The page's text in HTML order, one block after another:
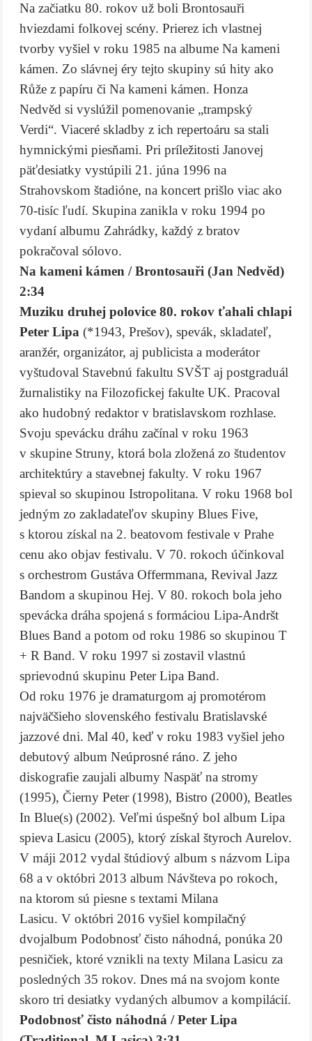
Na začiatku 80. rokov už boli Brontosauři
hviezdami folkovej scény. Prierez ich vlastnej
tvorby vyšiel v roku 1985 na albume Na kameni
kámen. Zo slávnej éry tejto skupiny sú hity ako
Růže z papíru či Na kameni kámen. Honza
Nedvěd si vyslúžil pomenovanie „trampský
Verdi“. Viaceré skladby z ich repertoáru sa stali
hymnickými piesňami. Pri príležitosti Janovej
päťdesiatky vystúpili 21. júna 1996 na
Strahovskom štadióne, na koncert prišlo viac ako
70-tisíc ľudí. Skupina zanikla v roku 1994 po
vydaní albumu Zahrádky, každý z bratov
pokračoval sólovo.
Na kameni kámen / Brontosauři (Jan Nedvěd)
2:34
Muziku druhej polovice 80. rokov ťahali chlapi
Peter Lipa (*1943, Prešov), spevák, skladateľ,
aranžér, organizátor, aj publicista a moderátor
vyštudoval Stavebnú fakultu SVŠT aj postgraduál
žurnalistiky na Filozofickej fakulte UK. Pracoval
ako hudobný redaktor v bratislavskom rozhlase.
Svoju spevácku dráhu začínal v roku 1963
v skupine Struny, ktorá bola zložená zo študentov
architektúry a stavebnej fakulty. V roku 1967
spieval so skupinou Istropolitana. V roku 1968 bol
jedným zo zakladateľov skupiny Blues Five,
s ktorou získal na 2. beatovom festivale v Prahe
cenu ako objav festivalu. V 70. rokoch účinkoval
s orchestrom Gustáva Offermmana, Revival Jazz
Bandom a skupinou Hej. V 80. rokoch bola jeho
spevácka dráha spojená s formáciou Lipa-Andršt
Blues Band a potom od roku 1986 so skupinou T
+ R Band. V roku 1997 si zostavil vlastnú
sprievodnú skupinu Peter Lipa Band.
Od roku 1976 je dramaturgom aj promotérom
najväčšieho slovenského festivalu Bratislavské
jazzové dni. Mal 40, keď v roku 1983 vyšiel jeho
debutový album Neúprosné ráno. Z jeho
diskografie zaujali albumy Naspäť na stromy
(1995), Čierny Peter (1998), Bistro (2000), Beatles
In Blue(s) (2002). Veľmi úspešný bol album Lipa
spieva Lasicu (2005), ktorý získal štyroch Aurelov.
V máji 2012 vydal štúdiový album s názvom Lipa
68 a v októbri 2013 album Návšteva po rokoch,
na ktorom sú piesne s textami Milana
Lasicu. V októbri 2016 vyšiel kompilačný
dvojalbum Podobnosť čisto náhodná, ponúka 20
pesničiek, ktoré vznikli na texty Milana Lasicu za
posledných 35 rokov. Dnes má na svojom konte
skoro tri desiatky vydaných albumov a kompilácií.
Podobnosť čisto náhodná / Peter Lipa